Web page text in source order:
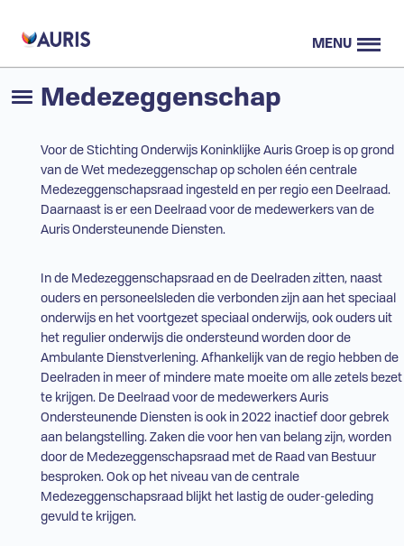
MENU
Medezeggenschap
Voor de Stichting Onderwijs Koninklijke Auris Groep is op grond
van de Wet medezeggenschap op scholen één centrale
Medezeggenschapsraad ingesteld en per regio een Deelraad.
Daarnaast is er een Deelraad voor de medewerkers van de
Auris Ondersteunende Diensten.
In de Medezeggenschapsraad en de Deelraden zitten, naast
ouders en personeelsleden die verbonden zijn aan het speciaal
onderwijs en het voortgezet speciaal onderwijs, ook ouders uit
het regulier onderwijsdie ondersteund worden door de
Ambulante Dienstverlening. Afhankelijk van de regio hebben de
Deelraden in meer of mindere mate moeite om alle zetels bezet
te krijgen. De Deelraad voor de medewerkers Auris
Ondersteunende Diensten is ook in 2022 inactief door gebrek
aan belangstelling. Zaken die voor hen van belang zijn, worden
door de Medezeggenschapsraad met de Raad van Bestuur
besproken. Ook op het niveau van de centrale
Medezeggenschapsraad blijkt het lastig de ouder-geleding
gevuld te krijgen.